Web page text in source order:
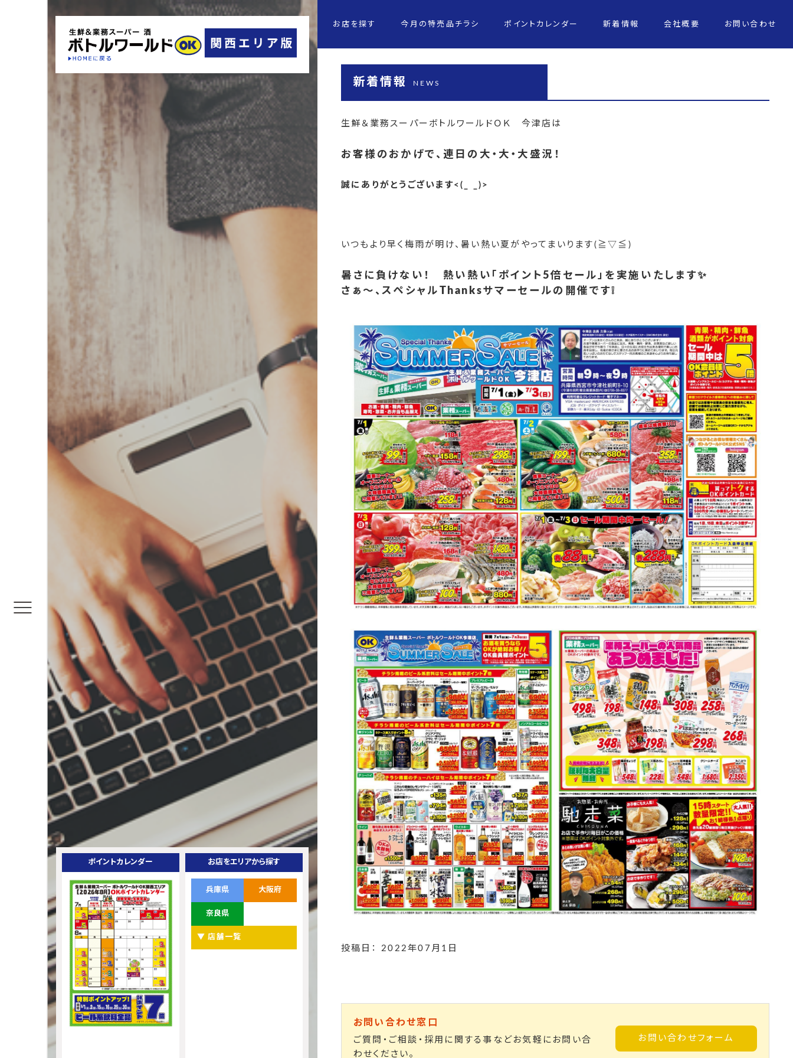
ポイントカレンダー お店をエリアから探す
兵庫県 大阪府
奈良県
▼ 店舗一覧
お店を探す 今月の特売品チラシ ポイントカレンダー 新着情報 会社概要 お問い合わせ
新着情報 NEWS
生鮮＆業務スーパーボトルワールドＯＫ 今津店は
お客様のおかげで、 連日の大・大・大盛況！
誠にありがとうございます<(_ _)>
いつもより早く梅雨が明け、暑い熱い夏がやってまいります(≧▽≦)
暑さに負けない！ 熱い熱い「ポイント5倍セール」 を実施いたします✨
さぁ～、スペシャルThanksサマーセール の開催です❕
投稿日： 2022年07月1日
お問い合わせ窓口
ご質問・ご相談・採用に関する事などお気軽にお問い合
わせください。
お問い合わせフォーム